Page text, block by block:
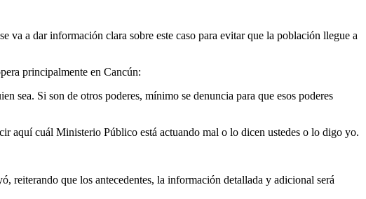
a dar información clara sobre este caso para evitar que la población llegue a
principalmente en Cancún:
sea. Si son de otros poderes, mínimo se denuncia para que esos poderes
aquí cuál Ministerio Público está actuando mal o lo dicen ustedes o lo digo yo.
reiterando que los antecedentes, la información detallada y adicional será